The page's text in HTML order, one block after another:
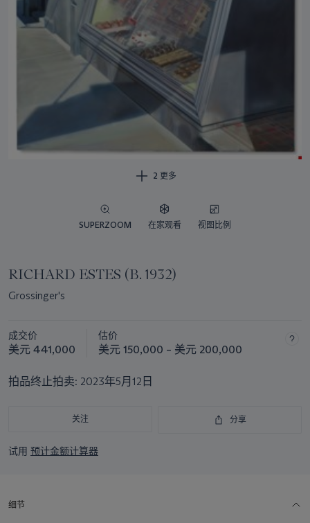
2 更多
SUPERZOOM 在家观看 视图比例
RICHARD ESTES (B. 1932)
Grossinger's
成交价
美元 441,000
估价
美元 150,000 – 美元 200,000
拍品终止拍卖: 2023年5月12日
关注 分享
试用 预计金额计算器
细节